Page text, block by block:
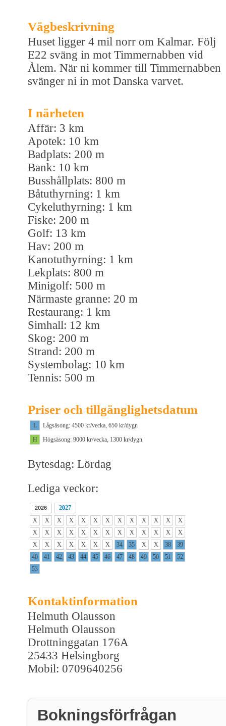
Vägbeskrivning
Huset ligger 4 mil norr om Kalmar. Följ
E22 sväng in mot Timmernabben vid
Ålem. När ni kommer till Timmernabben
svänger ni in mot Danska varvet.
I närheten
Affär: 3 km
Apotek: 10 km
Badplats: 200 m
Bank: 10 km
Busshållplats: 800 m
Båtuthyrning: 1 km
Cykeluthyrning: 1 km
Fiske: 200 m
Golf: 13 km
Hav: 200 m
Kanotuthyrning: 1 km
Lekplats: 800 m
Minigolf: 500 m
Närmaste granne: 20 m
Restaurang: 1 km
Simhall: 12 km
Skog: 200 m
Strand: 200 m
Systembolag: 10 km
Tennis: 500 m
Priser och tillgänglighetsdatum
L
Lågsäsong: 4500 kr/vecka, 650 kr/dygn
H
Högsäsong: 9000 kr/vecka, 1300 kr/dygn
Bytesdag: Lördag
Lediga veckor:
2026
2027
X
X X X X X X X X X X X
X
X
X X X X X X X X X X X
X
X
X X X X X X 34 35 X X 38
39
40
41 42 43 44 45 46 47 48 49 50 51
52
53
Kontaktinformation
Helmuth Olausson
Helmuth Olausson
Drottninggatan 176A
25433 Helsingborg
Mobil: 0709640256
Bokningsförfrågan